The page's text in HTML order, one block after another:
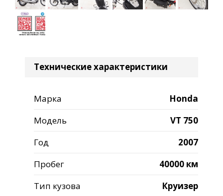
Технические характеристики
Марка
Honda
Модель
VT 750
Год
2007
Пробег
40000 км
Тип кузова
Круизер